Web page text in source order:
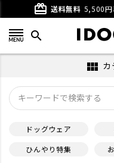
card_giftcard 送料無料 5,500
search
view_module カ
ドッグウェア
ひんやり特集